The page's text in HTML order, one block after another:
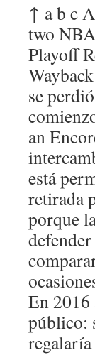
↑ a b c
two
Playoff
se
an
está
retirada
porque
En 2016
público: